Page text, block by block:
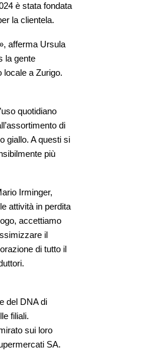
è stata fondata
la clientela.
afferma Ursula
la gente
locale a Zurigo.
quotidiano
di
giallo. A questi si
più
Irminger,
attività in perdita
accettiamo
il
di tutto il
del DNA di
filiali.
sui loro
SA.